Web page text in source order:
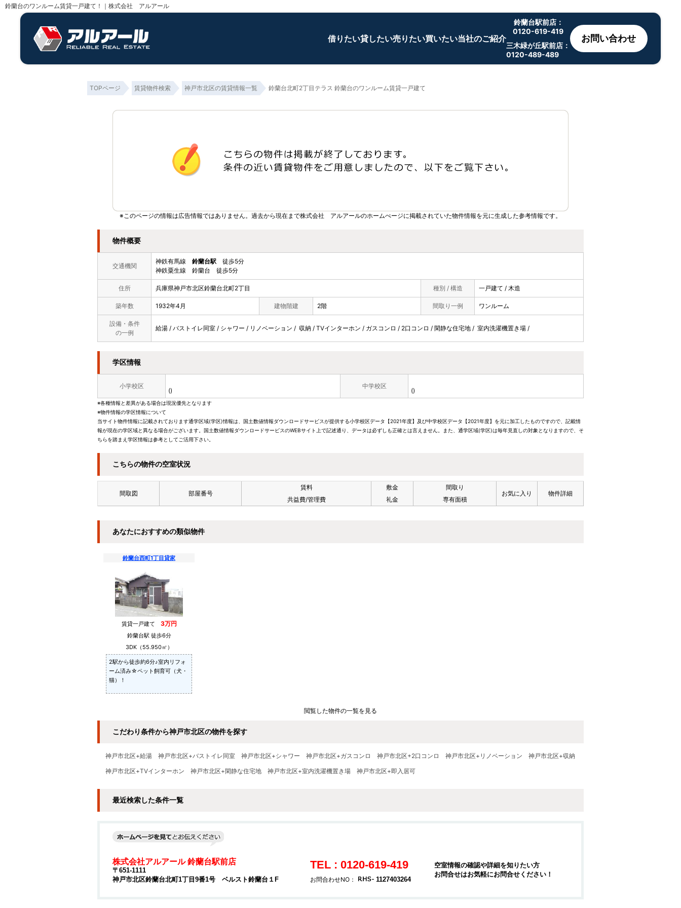
鈴蘭台のワンルーム賃貸一戸建て！｜株式会社 アルアール
借りたい貸したい売りたい買いたい当社のご紹介
鈴蘭台駅前店：
0120-619-419
三木緑が丘駅前店：
0120-489-489
お問い合わせ
TOPページ 賃貸物件検索 神戸市北区の賃貸情報一覧 鈴蘭台北町2丁目テラス 鈴蘭台のワンルーム賃貸一戸建て
※このページの情報は広告情報ではありません。過去から現在まで株式会社 アルアールのホームぺージに掲載されていた物件情報を元に生成した参考情報です。
物件概要
交通機関
神鉄有馬線 鈴蘭台駅 徒歩5分
神鉄粟生線 鈴蘭台 徒歩5分
住所 兵庫県神戸市北区鈴蘭台北町2丁目 種別 / 構造 一戸建て / 木造
築年数 1932年4月 建物階建 2階 間取り一例 ワンルーム
設備・条件
の一例
給湯 / バストイレ同室 / シャワー / リノベーション / 収納 / TVインターホン / ガスコンロ / 2口コンロ / 閑静な住宅地 / 室内洗濯機置き場 /
学区情報
小学校区
()
中学校区
()
※各種情報と差異がある場合は現況優先となります
※物件情報の学区情報について
当サイト物件情報に記載されております通学区域(学区)情報は、国土数値情報ダウンロードサービスが提供する小学校区データ【2021年度】及び中学校区データ【2021年度】を元に加工したものですので、記載情
報が現在の学区域と異なる場合がございます。国土数値情報ダウンロードサービスのWEBサイト上で記述通り、データは必ずしも正確とは言えません。また、通学区域(学区)は毎年見直しの対象となりますので、そ
ちらを踏まえ学区情報は参考としてご活用下さい。
こちらの物件の空室状況
間取図 部屋番号
賃料
共益費/管理費
敷金
礼金
間取り
専有面積
お気に入り 物件詳細
あなたにおすすめの類似物件
鈴蘭台西町1丁目貸家
賃貸一戸建て 3万円
鈴蘭台駅 徒歩6分
3DK（55.950㎡）
2駅から徒歩約6分♪室内リフォ
ーム済み☆ペット飼育可（犬・
猫）！
閲覧した物件の一覧を見る
こだわり条件から神戸市北区の物件を探す
神戸市北区+給湯 神戸市北区+バストイレ同室 神戸市北区+シャワー 神戸市北区+ガスコンロ 神戸市北区+2口コンロ 神戸市北区+リノベーション
神戸市北区+収納
神戸市北区+TVインターホン
神戸市北区+閑静な住宅地 神戸市北区+室内洗濯機置き場 神戸市北区+即入居可
最近検索した条件一覧
株式会社アルアール 鈴蘭台駅前店
〒651-1111
神戸市北区鈴蘭台北町1丁目9番1号 ベルスト鈴蘭台１F
TEL : 0120-619-419
お問合わせNO： 1127403264
空室情報の確認や詳細を知りたい方
お問合せはお気軽にお問合せください！